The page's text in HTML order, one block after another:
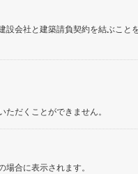
会社と建築請負契約を結ぶこと
だくことができません。
合に表示されます。